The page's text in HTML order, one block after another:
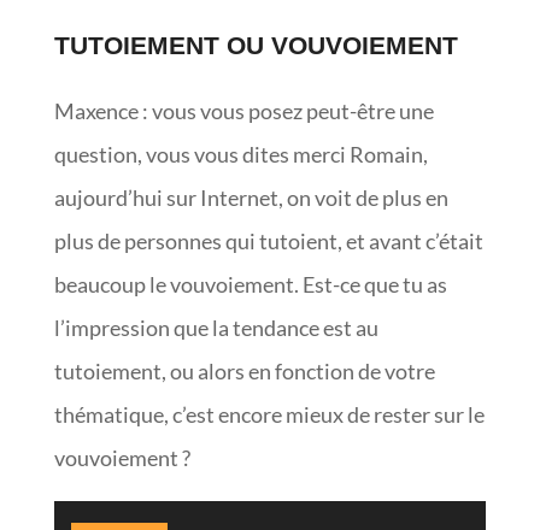
TUTOIEMENT OU VOUVOIEMENT
Maxence : vous vous posez peut-être une
question, vous vous dites merci Romain,
aujourd’hui sur Internet, on voit de plus en
plus de personnes qui tutoient, et avant c’était
beaucoup le vouvoiement. Est-ce que tu as
l’impression que la tendance est au
tutoiement, ou alors en fonction de votre
thématique, c’est encore mieux de rester sur le
vouvoiement ?